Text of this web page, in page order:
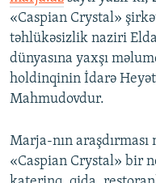
«Caspian Crystal»
təhlükəsizlik naziri
dünyasına yaxşı
holdinqinin İdarə
Mahmudovdur.
Marja-nın
«Caspian Crystal» bir